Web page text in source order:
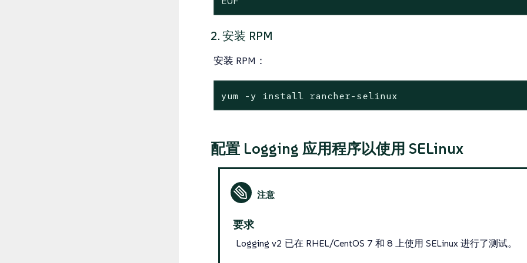
2. 安装 RPM
安装 RPM：
yum -y install rancher-selinux
配置 Logging 应用程序以使用 SELinux
要求
Logging v2 已在 RHEL/CentOS 7 和 8 上使用 SELinux 进行了测试。